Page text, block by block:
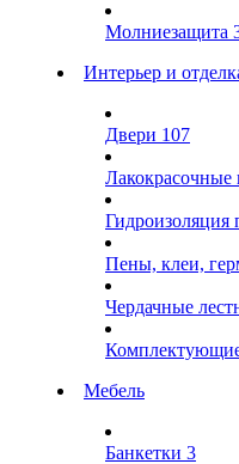
Молниезащита
Интерьер и
Двери 107
Лакокрасочные
Гидроизоляция
Пены, клеи,
Чердачные
Мебель
Банкетки 3